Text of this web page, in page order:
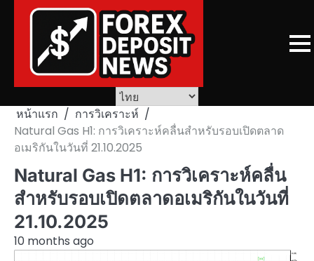
หน้าแรก
การวิเคราะห์
Natural Gas H1: การวิเคราะห์คลื่นสำหรับรอบเปิดตลาด
อเมริกันในวันที่ 21.10.2025
Natural Gas H1: การวิเคราะห์คลื่น
สำหรับรอบเปิดตลาดอเมริกันในวันที่
21.10.2025
10 months ago